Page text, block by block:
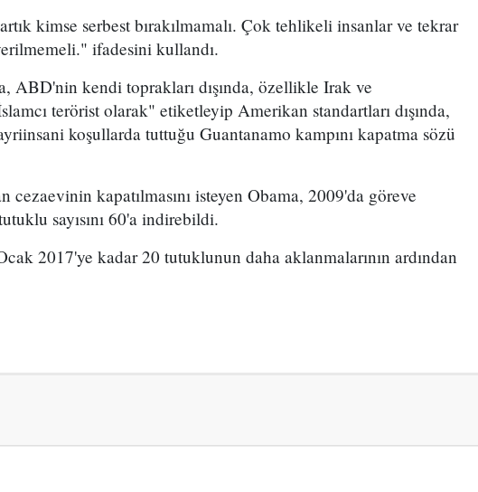
kimse serbest bırakılmamalı. Çok tehlikeli insanlar ve tekrar
ifadesini kullandı.
ABD'nin kendi toprakları dışında, özellikle Irak ve
terörist olarak" etiketleyip Amerikan standartları dışında,
koşullarda tuttuğu Guantanamo kampını kapatma sözü
kapatılmasını isteyen Obama, 2009'da göreve
sayısını 60'a indirebildi.
2017'ye kadar 20 tutuklunun daha aklanmalarının ardından